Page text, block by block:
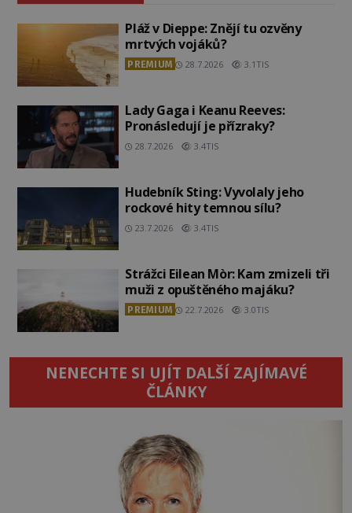
Pláž v Dieppe: Znějí tu ozvěny
mrtvých vojáků?
PREMIUM 28.7.2026 3.1TIS
Lady Gaga i Keanu Reeves:
Pronásledují je přízraky?
28.7.2026 3.4TIS
Hudebník Sting: Vyvolaly jeho
rockové hity temnou sílu?
23.7.2026 3.4TIS
Strážci Eilean Mòr: Kam zmizeli tři
muži z opuštěného majáku?
PREMIUM 22.7.2026 3.0TIS
NENECHTE SI UJÍT DALŠÍ ZAJÍMAVÉ
ČLÁNKY